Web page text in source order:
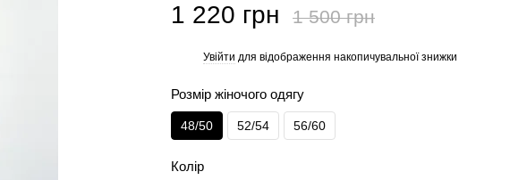
1 220 грн 1 500 грн
Увійти для відображення накопичувальної знижки
Розмір жіночого одягу
48/50 52/54 56/60
Колір